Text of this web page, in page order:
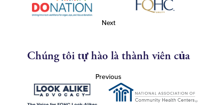
Next
Chúng tôi tự hào là thành viên của
Previous